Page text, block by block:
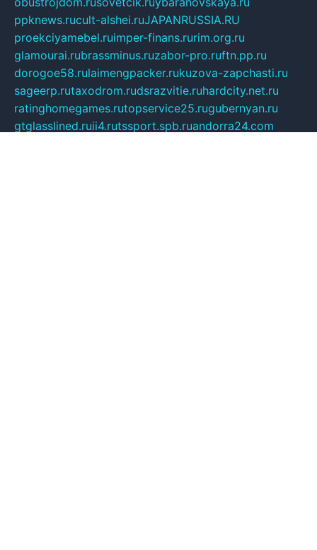
ppknews.rucult-alshei.ruJAPANRUSSIA.RU
proekciyamebel.ruimper-finans.rurim.org.ru
glamourai.rubrassminus.ruzabor-pro.ruftn.pp.ru
dorogoe58.rulaimengpacker.rukuzova-zapchasti.ru
sageerp.rutaxodrom.rudsrazvitie.ruhardcity.net.ru
ratinghomegames.rutopservice25.rugubernyan.ru
gtglasslined.ruii4.rutssport.spb.ruandorra24.com